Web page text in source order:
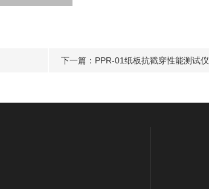
下一篇： PPR-01纸板抗戳穿性能测试仪